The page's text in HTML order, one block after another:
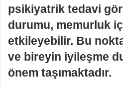
psikiyatrik tedavi
durumu, memurluk
etkileyebilir. Bu
ve bireyin iyileşme
önem taşımaktadır.